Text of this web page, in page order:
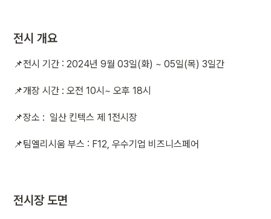
전시 개요
📌전시 기간 : 2024년 9월 03일(화) ~ 05일(목) 3일간
📌개장 시간 : 오전 10시~ 오후 18시
📌장소 :  일산 킨텍스 제 1전시장
📌팀엘리시움 부스 : F12, 우수기업 비즈니스페어
전시장 도면